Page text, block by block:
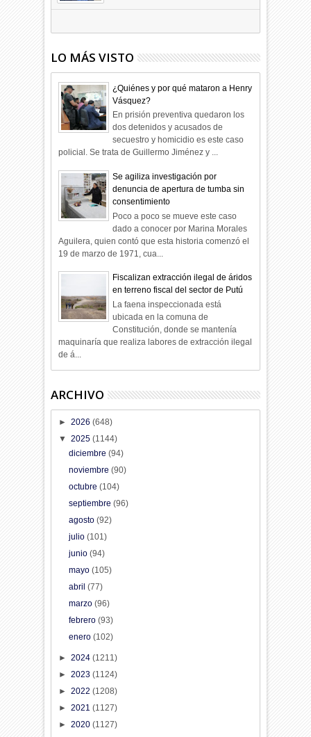
09 Dic 2025 undefined
LO MÁS VISTO
¿Quiénes y por qué mataron a Henry
Vásquez?
En prisión preventiva quedaron los
dos detenidos y acusados de
secuestro y homicidio es este caso
policial. Se trata de Guillermo Jiménez y ...
Se agiliza investigación por
denuncia de apertura de tumba sin
consentimiento
Poco a poco se mueve este caso
dado a conocer por Marina Morales
Aguilera, quien contó que esta historia comenzó el
19 de marzo de 1971, cua...
Fiscalizan extracción ilegal de áridos
en terreno fiscal del sector de Putú
La faena inspeccionada está
ubicada en la comuna de
Constitución, donde se mantenía
maquinaría que realiza labores de extracción ilegal
de á...
ARCHIVO
►2026(648)
▼2025(1144)
diciembre (94)
noviembre (90)
octubre (104)
septiembre (96)
agosto (92)
julio (101)
junio (94)
mayo (105)
abril (77)
marzo (96)
febrero (93)
enero (102)
►2024(1211)
►2023(1124)
►2022(1208)
►2021(1127)
►2020(1127)